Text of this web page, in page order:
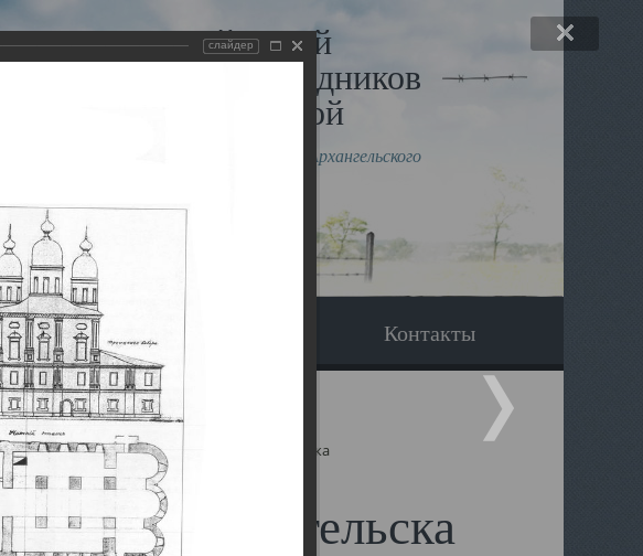
Виртуальный музей
и исповедников
Земли Архангельской
по благословлению митрополита Архангельского
Контакты
Свято-Троицкий собор Архангельска
Архангельска
слайдер